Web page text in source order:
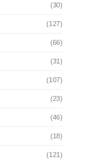
(30)
(127)
(66)
(31)
(107)
(23)
(46)
(18)
(121)